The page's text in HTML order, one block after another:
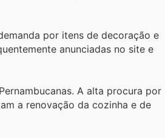
por itens de decoração e
anunciadas no site e
A alta procura por
a renovação da cozinha e de